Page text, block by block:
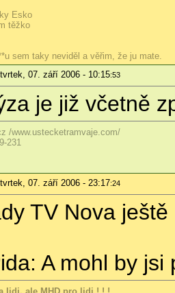
Esko
těžko
sem taky neviděl a věřim, že ju mate.
07. září 2006 - 10:15:53
je již včetně
/www.ustecketramvaje.com/
231
07. září 2006 - 23:17:24
TV Nova
A mohl by